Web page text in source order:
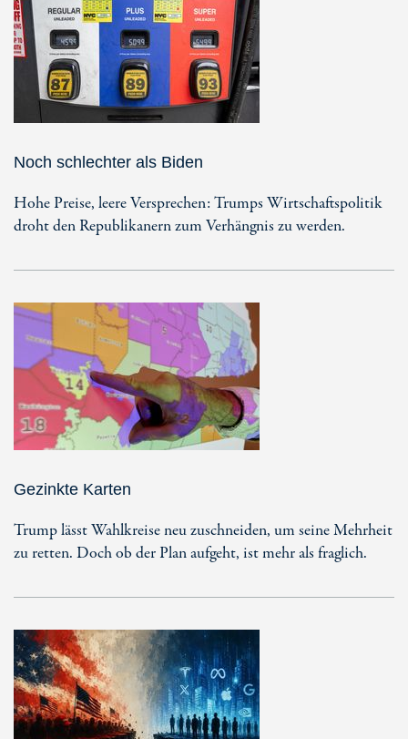
Noch schlechter als Biden
Hohe Preise, leere Versprechen: Trumps Wirtschaftspolitik
droht den Republikanern zum Verhängnis zu werden.
Gezinkte Karten
Trump lässt Wahlkreise neu zuschneiden, um seine Mehrheit
zu retten. Doch ob der Plan aufgeht, ist mehr als fraglich.